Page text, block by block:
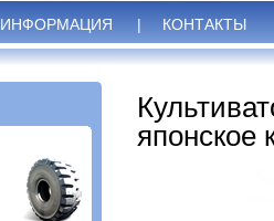
ИНФОРМАЦИЯ | КОНТАКТЫ
японское